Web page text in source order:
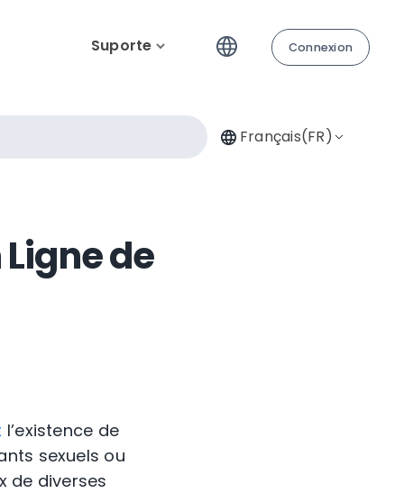
Suporte Connexion
Français(FR)
de
l’existence de
sexuels ou
de diverses